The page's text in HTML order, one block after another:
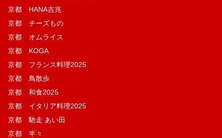
京都 HANA吉兆
京都 チーズもの
京都 オムライス
京都 KOGA
京都 フランス料理2025
京都 鳥散歩
京都 和食2025
京都 イタリア料理2025
京都 馳走 あい田
京都 半々